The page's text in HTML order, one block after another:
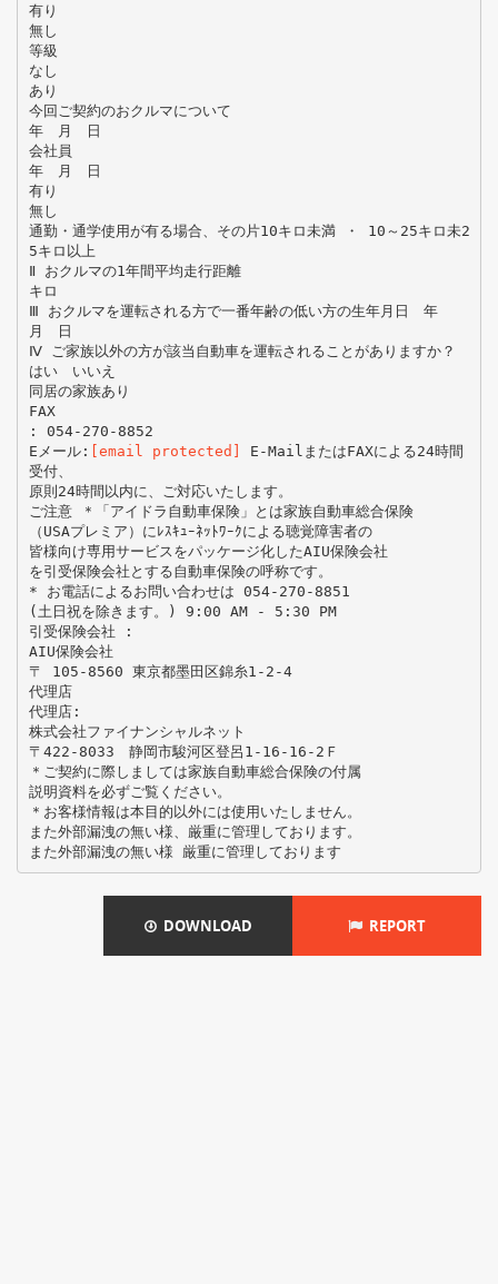
有り
無し
等級
なし
あり
今回ご契約のおクルマについて
年 月 日
会社員
年 月 日
有り
無し
通勤・通学使用が有る場合、その片10キロ未満 ・ 10～25キロ未2
5キロ以上
Ⅱ おクルマの1年間平均走行距離
キロ
Ⅲ おクルマを運転される方で一番年齢の低い方の生年月日 年
月 日
Ⅳ ご家族以外の方が該当自動車を運転されることがありますか？
はい いいえ
同居の家族あり
FAX
: 054-270-8852
Eメール: [email protected]
E-MailまたはFAXによる24時間
受付、
原則24時間以内に、ご対応いたします。
ご注意 ＊「アイドラ自動車保険」とは家族自動車総合保険
（USAプレミア）にﾚｽｷｭｰﾈｯﾄﾜｰｸによる聴覚障害者の
皆様向け専用サービスをパッケージ化したAIU保険会社
を引受保険会社とする自動車保険の呼称です。
* お電話によるお問い合わせは 054-270-8851
(土日祝を除きます。) 9:00 AM - 5:30 PM
引受保険会社 :
AIU保険会社
〒 105-8560 東京都墨田区錦糸1-2-4
代理店
代理店:
株式会社ファイナンシャルネット
〒422-8033 静岡市駿河区登呂1-16-16-2Ｆ
＊ご契約に際しましては家族自動車総合保険の付属
説明資料を必ずご覧ください。
＊お客様情報は本目的以外には使用いたしません。
また外部漏洩の無い様、厳重に管理しております。
DOWNLOAD REPORT